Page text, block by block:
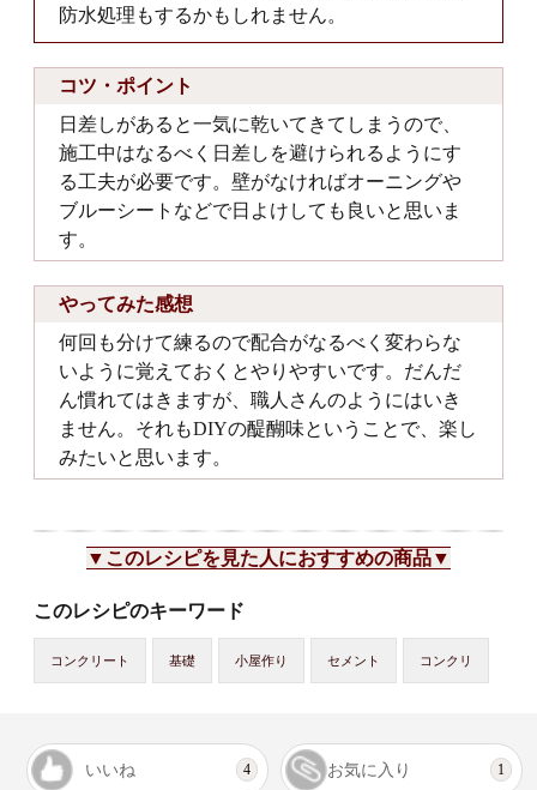
防水処理もするかもしれません。
コツ・ポイント
日差しがあると一気に乾いてきてしまうので、
施工中はなるべく日差しを避けられるようにす
る工夫が必要です。壁がなければオーニングや
ブルーシートなどで日よけしても良いと思いま
す。
やってみた感想
何回も分けて練るので配合がなるべく変わらな
いように覚えておくとやりやすいです。だんだ
ん慣れてはきますが、職人さんのようにはいき
ません。それもDIYの醍醐味ということで、楽し
みたいと思います。
▼このレシピを見た人におすすめの商品▼
このレシピのキーワード
コンクリート 基礎 小屋作り セメント コンクリ
いいね 4 お気に入り 1